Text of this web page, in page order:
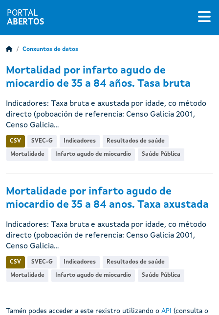
PORTAL
ABERTOS
Conxuntos de datos
Mortalidad por infarto agudo de
miocardio de 35 a 84 años. Tasa bruta
Indicadores: Taxa bruta e axustada por idade, co método
directo (poboación de referencia: Censo Galicia 2001,
Censo Galicia...
CSV SVEC-G Indicadores Resultados de saúde
Mortalidade Infarto agudo de miocardio Saúde Pública
Mortalidade por infarto agudo de
miocardio de 35 a 84 anos. Taxa axustada
Indicadores: Taxa bruta e axustada por idade, co método
directo (poboación de referencia: Censo Galicia 2001,
Censo Galicia...
CSV SVEC-G Indicadores Resultados de saúde
Mortalidade Infarto agudo de miocardio Saúde Pública
Tamén podes acceder a este rexistro utilizando o API (consulta o